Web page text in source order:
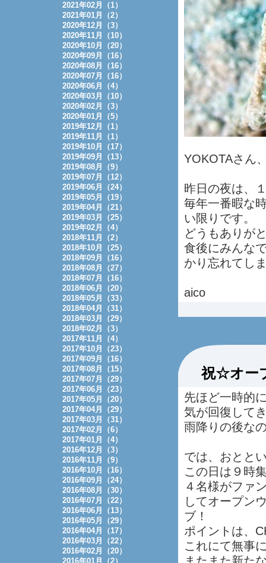
YOKOTAさん
昨日の夜は、
毎年一番暇な
い限りです。
どうもありが
食後にみんな
かり忘れてし
aico
祝☆オー
先ほど一時的
気が回復して
雨降りの後な
では、おとと
この日は９時
４名様がファ
してオープン
ブ！
ポイントは、
これにて無事
2021年02月（1）
2021年01月（2）
2020年12月（3）
2020年11月（10）
2020年10月（20）
2020年09月（16）
2020年08月（16）
2020年07月（16）
2020年06月（4）
2020年03月（10）
2020年02月（3）
2020年01月（5）
2019年12月（1）
2019年11月（1）
2019年10月（17）
2019年09月（13）
2019年08月（9）
2019年07月（12）
2019年06月（24）
2019年05月（19）
2019年04月（21）
2019年03月（25）
2019年02月（4）
2018年11月（2）
2018年10月（25）
2018年09月（16）
2018年08月（27）
2018年07月（16）
2018年06月（20）
2018年05月（33）
2018年04月（31）
2018年03月（29）
2018年02月（3）
2017年11月（4）
2017年10月（23）
2017年09月（16）
2017年08月（15）
2017年07月（29）
2017年06月（23）
2017年05月（20）
2017年04月（29）
2017年03月（31）
2017年02月（6）
2017年01月（4）
2016年12月（3）
2016年11月（9）
2016年10月（16）
2016年09月（24）
2016年08月（30）
2016年07月（22）
2016年06月（13）
2016年05月（29）
2016年04月（17）
2016年03月（22）
2016年02月（20）
2016年01月（2）